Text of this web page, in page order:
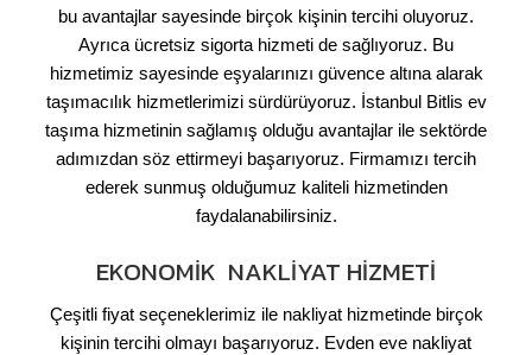
bu avantajlar sayesinde birçok kişinin tercihi oluyoruz.
Ayrıca ücretsiz sigorta hizmeti de sağlıyoruz. Bu
hizmetimiz sayesinde eşyalarınızı güvence altına alarak
taşımacılık hizmetlerimizi sürdürüyoruz. İstanbul Bitlis ev
taşıma hizmetinin sağlamış olduğu avantajlar ile sektörde
adımızdan söz ettirmeyi başarıyoruz. Firmamızı tercih
ederek sunmuş olduğumuz kaliteli hizmetinden
faydalanabilirsiniz.
EKONOMIK NAKLIYAT HIZMETI
Çeşitli fiyat seçeneklerimiz ile nakliyat hizmetinde birçok
kişinin tercihi olmayı başarıyoruz. Evden eve nakliyat